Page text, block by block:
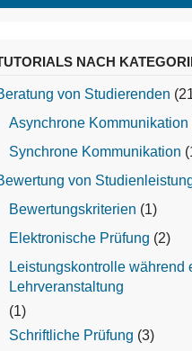
NACH
von Studierenden
Asynchrone Kommunikation
Synchrone Kommunikation
von
Bewertungskriterien (1)
Elektronische Prüfung (2)
Leistungskontrolle während
Lehrveranstaltung
(1)
Schriftliche Prüfung (3)